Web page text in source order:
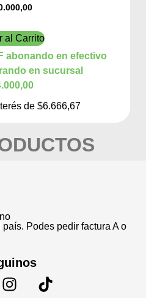
al Carrito
abonando en efectivo
en sucursal
de $6.666,67
Podes pedir factura A o